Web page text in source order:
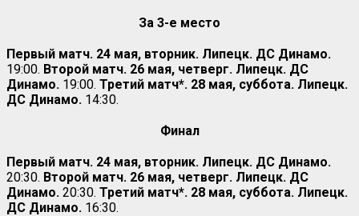
За 3-е место
Первый матч. 24 мая, вторник. Липецк. ДС Динамо.
19:00. Второй матч. 26 мая, четверг. Липецк. ДС
Динамо. 19:00. Третий матч*. 28 мая, суббота. Липецк.
ДС Динамо. 14:30.
Финал
Первый матч. 24 мая, вторник. Липецк. ДС Динамо.
20:30. Второй матч. 26 мая, четверг. Липецк. ДС
Динамо. 20:30. Третий матч*. 28 мая, суббота. Липецк.
ДС Динамо. 16:30.